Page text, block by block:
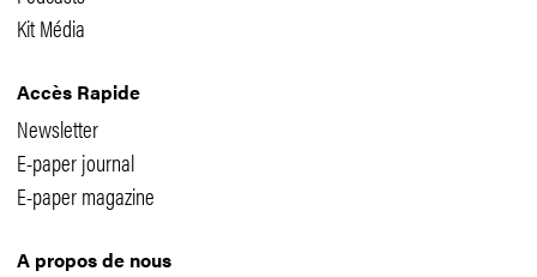
Kit Média
Accès Rapide
Newsletter
E-paper journal
E-paper magazine
A propos de nous